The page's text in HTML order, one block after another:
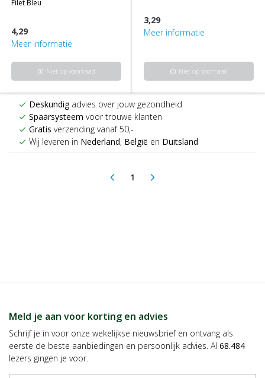
filet bleu
4,29
Meer informatie
info Niet op voorraad
3,29
Meer informatie
info Niet op voorraad
check Deskundigadvies over jouw gezondheid
check Spaarsysteem voor trouwe klanten
check Gratis verzending vanaf 50,-
check Wij leveren in Nederland, België en Duitsland
arrow_back_ios 1(current)
arrow_forward_ios
Meld je aan voor korting en advies
Schrijf je in voor onze wekelijkse nieuwsbrief en ontvang als
eerste de beste aanbiedingen en persoonlijk advies. Al 68.484
lezers gingen je voor.